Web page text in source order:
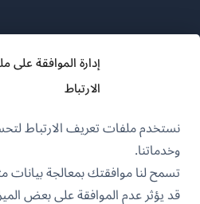
إدارة الموافقة
الارتباط
نستخدم ملفات تعريف الارتباط
وخدماتنا.
تسمح لنا موافقتك بمعالجة
قد يؤثر عدم الموافقة على بعض
سياسة GDPR والخصوصية
انضم إلى
(يفتح